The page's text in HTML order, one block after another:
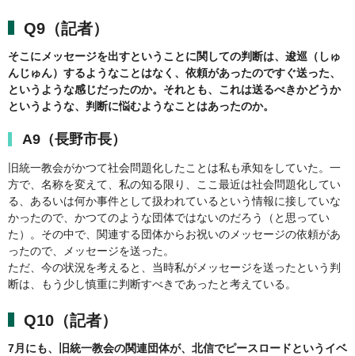
Q9（記者）
そこにメッセージを出すということに関しての判断は、逡巡（しゅ
んじゅん）するようなことはなく、依頼があったのですぐ送った、
というような感じだったのか。それとも、これは送るべきかどうか
というような、判断に悩むようなことはあったのか。
A9（長野市長）
旧統一教会がかつて社会問題化したことは私も承知をしていた。一
方で、名称を変えて、私の知る限り、ここ最近は社会問題化してい
る、あるいは何か事件として扱われているという情報に接していな
かったので、かつてのような団体ではないのだろう（と思ってい
た）。その中で、関連する団体からお祝いのメッセージの依頼があ
ったので、メッセージを送った。
ただ、今の状況を考えると、当時私がメッセージを送ったという判
断は、もう少し慎重に判断すべきであったと考えている。
Q10（記者）
7月にも、旧統一教会の関連団体が、北信でピースロードというイベ